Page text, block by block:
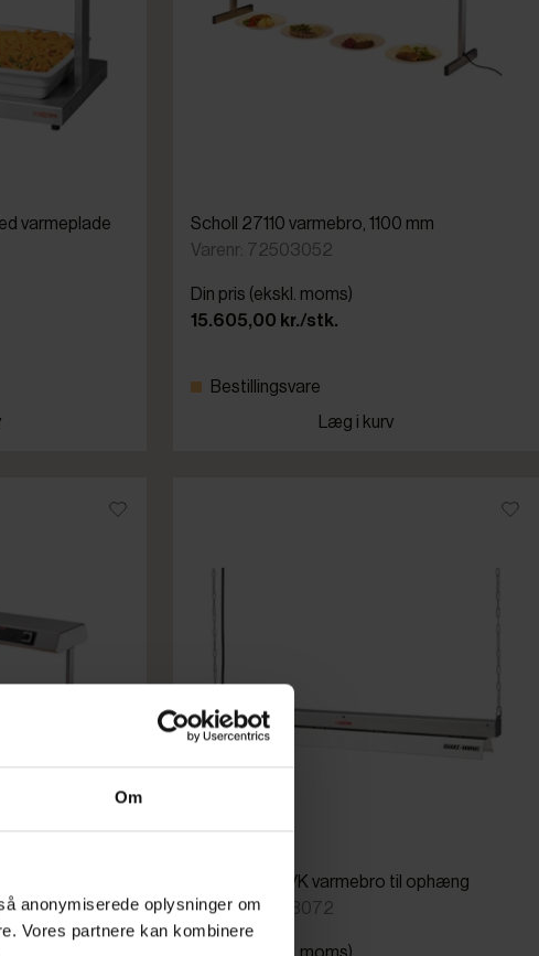
Om
anonymiserede oplysninger om
Vores partnere kan kombinere
varmeplade
Scholl 27110 varmebro, 1100 mm
Varenr: 72503052
Din pris (ekskl. moms)
15.605,00 kr./stk.
Bestillingsvare
Læg i kurv
Scholl 29100/K varmebro til ophæng
Varenr: 72503072
Din pris (ekskl. moms)